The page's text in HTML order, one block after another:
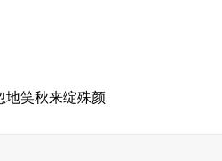
地笑秋来绽殊颜